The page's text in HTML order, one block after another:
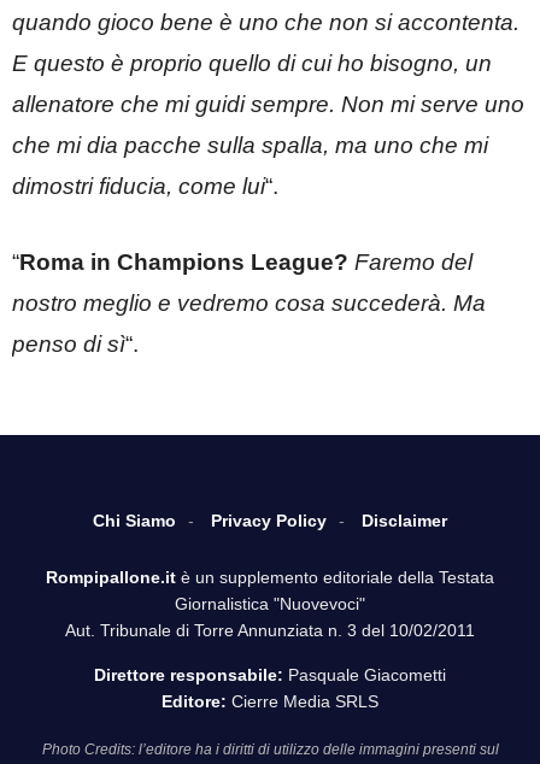
quando gioco bene è uno che non si accontenta.
E questo è proprio quello di cui ho bisogno, un
allenatore che mi guidi sempre. Non mi serve uno
che mi dia pacche sulla spalla, ma uno che mi
dimostri fiducia, come lui“.
“Roma in Champions League? Faremo del
nostro meglio e vedremo cosa succederà. Ma
penso di sì“.
Chi Siamo Privacy Policy Disclaimer
Rompipallone.it è un supplemento editoriale della Testata
Giornalistica "Nuovevoci"
Aut. Tribunale di Torre Annunziata n. 3 del 10/02/2011
Direttore responsabile: Pasquale Giacometti
Editore: Cierre Media SRLS
Photo Credits: l’editore ha i diritti di utilizzo delle immagini presenti sul